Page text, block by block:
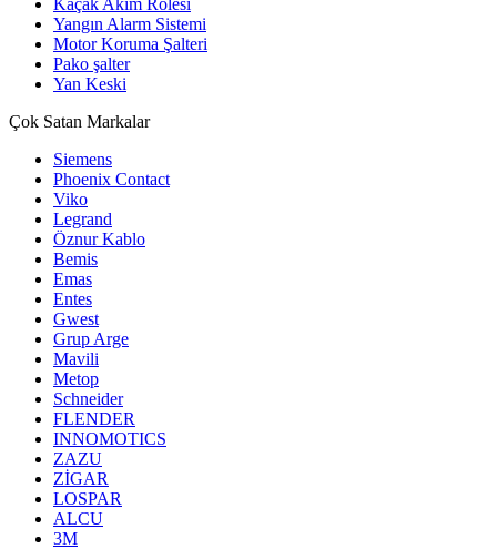
Yangın Alarm Sistemi
Motor Koruma Şalteri
Pako şalter
Yan Keski
Çok Satan Markalar
Siemens
Phoenix Contact
Viko
Legrand
Öznur Kablo
Bemis
Emas
Entes
Gwest
Grup Arge
Mavili
Metop
Schneider
FLENDER
INNOMOTICS
ZAZU
ZİGAR
LOSPAR
ALCU
3M